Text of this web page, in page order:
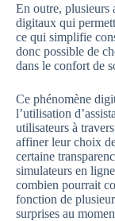
En outre, plusieurs
digitaux qui
ce qui simplifie
donc possible de
dans le confort de
Ce phénomène
l’utilisation
utilisateurs à
affiner leur choix
certaine
simulateurs en
combien pourrait
fonction de
surprises au